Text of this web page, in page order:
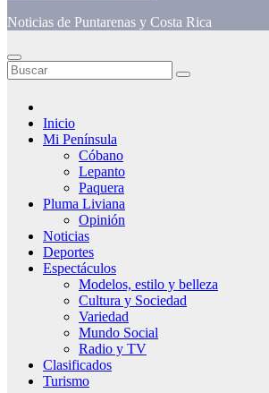
Noticias de Puntarenas y Costa Rica
Inicio
Mi Península
Cóbano
Lepanto
Paquera
Pluma Liviana
Opinión
Noticias
Deportes
Espectáculos
Modelos, estilo y belleza
Cultura y Sociedad
Variedad
Mundo Social
Radio y TV
Clasificados
Turismo